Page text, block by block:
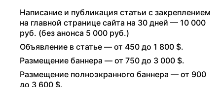
Написание и публикация статьи с закреплением
на главной странице сайта на 30 дней — 10 000
руб. (без анонса 5 000 руб.)
Объявление в статье — от 450 до 1 800 $.
Размещение баннера — от 750 до 3 000 $.
Размещение полноэкранного баннера — от 900
до 3 600 $.